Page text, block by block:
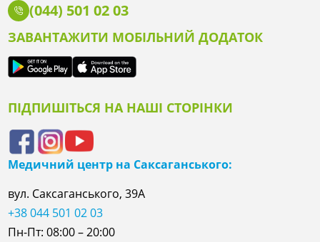
(044) 501 02 03
ЗАВАНТАЖИТИ МОБІЛЬНИЙ ДОДАТОК
ПІДПИШІТЬСЯ НА НАШІ СТОРІНКИ
Медичний центр на Саксаганського:
вул. Саксаганського, 39А
+38 044 501 02 03
Пн-Пт: 08:00 – 20:00